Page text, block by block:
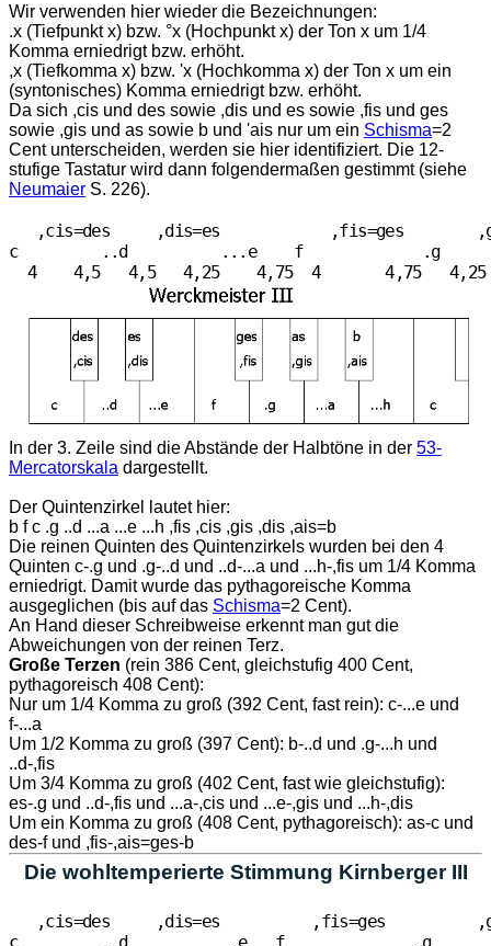
Wir verwenden hier wieder die Bezeichnungen:
.x (Tiefpunkt x) bzw. °x (Hochpunkt x) der Ton x um 1/4
Komma erniedrigt bzw. erhöht.
,x (Tiefkomma x) bzw. 'x (Hochkomma x) der Ton x um ein
(syntonisches) Komma erniedrigt bzw. erhöht.
Da sich ,cis und des sowie ,dis und es sowie ,fis und ges
sowie ,gis und as sowie b und 'ais nur um ein Schisma=2
Cent unterscheiden, werden sie hier identifiziert. Die 12-
stufige Tastatur wird dann folgendermaßen gestimmt (siehe
Neumaier S. 226).
,cis=des     ,dis=es            ,fis=ges
c         ..d          ...e    f             .g
In der 3. Zeile sind die Abstände der Halbtöne in der 53-
Mercatorskala dargestellt.
Der Quintenzirkel lautet hier:
b f c .g ..d ...a ...e ...h ,fis ,cis ,gis ,dis ,ais=b
Die reinen Quinten des Quintenzirkels wurden bei den 4
Quinten c-.g und .g-..d und ..d-...a und ...h-,fis um 1/4 Komma
erniedrigt. Damit wurde das pythagoreische Komma
ausgeglichen (bis auf das Schisma=2 Cent).
An Hand dieser Schreibweise erkennt man gut die
Abweichungen von der reinen Terz.
Große Terzen (rein 386 Cent, gleichstufig 400 Cent,
pythagoreisch 408 Cent):
Nur um 1/4 Komma zu groß (392 Cent, fast rein): c-...e und
f-...a
Um 1/2 Komma zu groß (397 Cent): b-..d und .g-...h und
..d-,fis
Um 3/4 Komma zu groß (402 Cent, fast wie gleichstufig):
es-.g und ..d-,fis und ...a-,cis und ...e-,gis und ...h-,dis
Um ein Komma zu groß (408 Cent, pythagoreisch): as-c und
des-f und ,fis-,ais=ges-b
Die wohltemperierte Stimmung Kirnberger III
,cis=des     ,dis=es          ,fis=ges
c         ..d           ,e   f              .g